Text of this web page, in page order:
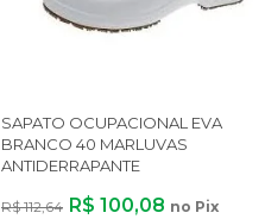
SAPATO OCUPACIONAL EVA
BRANCO 40 MARLUVAS
ANTIDERRAPANTE
R$ 112,64 R$ 100,08 no Pix